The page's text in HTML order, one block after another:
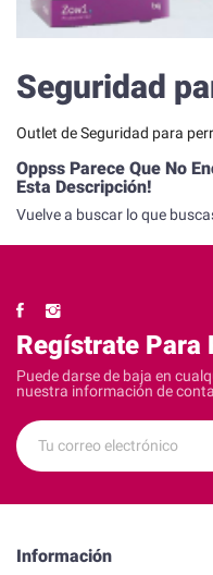
Seguridad
Outlet de Seguridad para
Oppss Parece Que No
Esta Descripción!
Vuelve a buscar lo que
Regístrate Para
Puede darse de baja en
nuestra información de
Información